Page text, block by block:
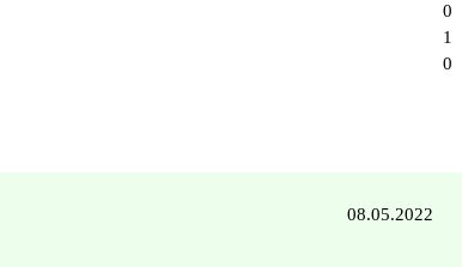
0
1
0
08.05.2022